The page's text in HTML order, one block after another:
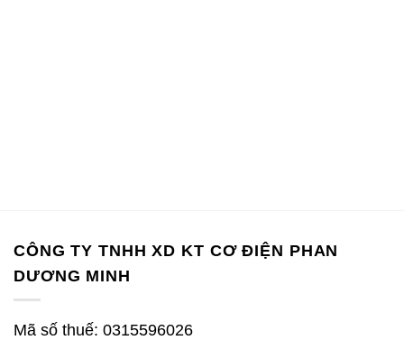
CÔNG TY TNHH XD KT CƠ ĐIỆN PHAN
DƯƠNG MINH
Mã số thuế: 0315596026